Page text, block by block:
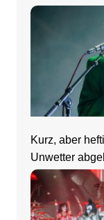
Zeltfestival
Kurz, aber
Unwetter